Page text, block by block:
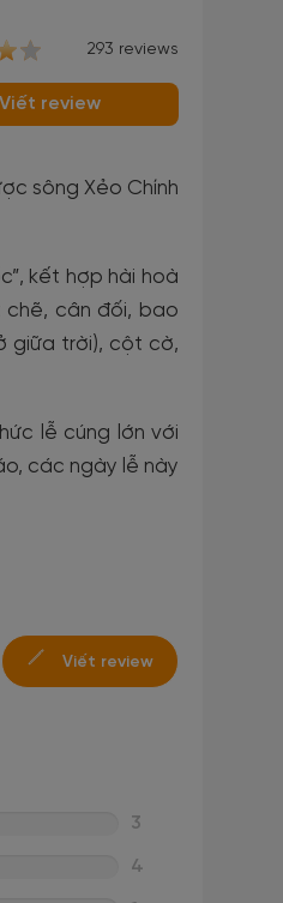
293 reviews
Viết review
sông Xẻo Chính
kết hợp hài hoà
chẽ, cân đối, bao
giữa trời), cột cờ,
lễ cúng lớn với
các ngày lễ này
Viết review
3
4